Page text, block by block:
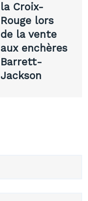
la Croix-
Rouge lors
de la vente
aux enchères
Barrett-
Jackson